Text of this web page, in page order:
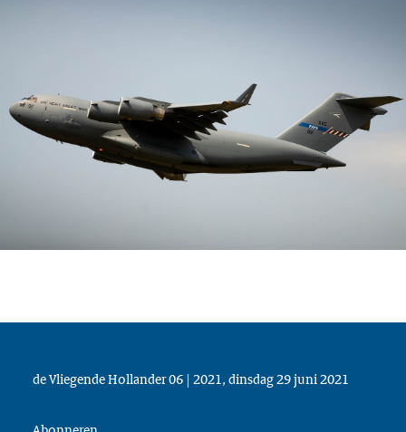
de Vliegende Hollander 06 | 2021, dinsdag 29 juni 2021